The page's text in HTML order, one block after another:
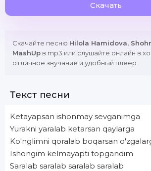
Скачать
Скачайте песню Hilola Hamidova,
MashUp в mp3 или слушайте онлайн в
отличное звучание и удобный плеер.
Текст песни
Ketayapsan ishonmay sevganimga
Yurakni yaralab ketarsan qaylarga
Ko'nglimni qoralab boqarsan
Ishongim kelmayapti topgandim
Saralab saralab saralab saralab